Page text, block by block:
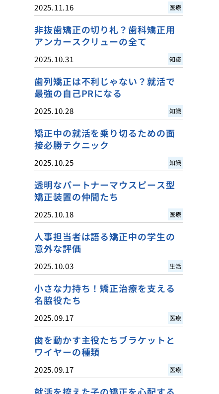
2025.11.16 医療
非抜歯矯正の切り札？歯科矯正用
アンカースクリューの全て
2025.10.31 知識
歯列矯正は不利じゃない？就活で
最強の自己PRになる
2025.10.28 知識
矯正中の就活を乗り切るための面
接必勝テクニック
2025.10.25 知識
透明なパートナーマウスピース型
矯正装置の仲間たち
2025.10.18 医療
人事担当者は語る矯正中の学生の
意外な評価
2025.10.03 生活
小さな力持ち！矯正治療を支える
名脇役たち
2025.09.17 医療
歯を動かす主役たちブラケットと
ワイヤーの種類
2025.09.17 医療